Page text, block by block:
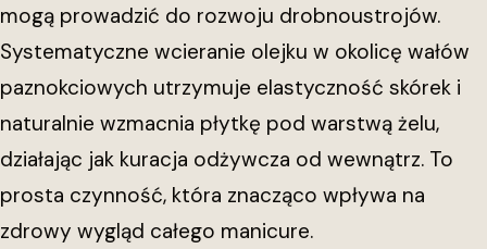
mogą prowadzić do rozwoju drobnoustrojów.
Systematyczne wcieranie olejku w okolicę wałów
paznokciowych utrzymuje elastyczność skórek i
naturalnie wzmacnia płytkę pod warstwą żelu,
działając jak kuracja odżywcza od wewnątrz. To
prosta czynność, która znacząco wpływa na
zdrowy wygląd całego manicure.